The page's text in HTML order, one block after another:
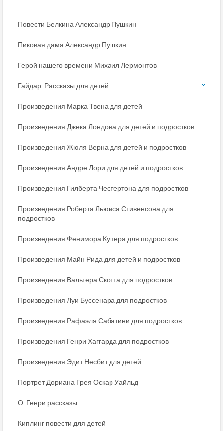
Повести Белкина Александр Пушкин
Пиковая дама Александр Пушкин
Герой нашего времени Михаил Лермонтов
Гайдар. Рассказы для детей
Произведения Марка Твена для детей
Произведения Джека Лондона для детей и подростков
Произведения Жюля Верна для детей и подростков
Произведения Андре Лори для детей и подростков
Произведения Гилберта Честертона для подростков
Произведения Роберта Льюиса Стивенсона для
подростков
Произведения Фенимора Купера для подростков
Произведения Майн Рида для детей и подростков
Произведения Вальтера Скотта для подростков
Произведения Луи Буссенара для подростков
Произведения Рафаэля Сабатини для подростков
Произведения Генри Хаггарда для подростков
Произведения Эдит Несбит для детей
Портрет Дориана Грея Оскар Уайльд
О. Генри рассказы
Киплинг повести для детей